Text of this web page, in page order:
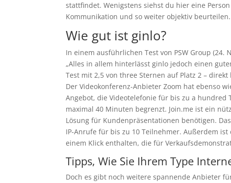
stattfindet. Wenigstens siehst du hier eine
Kommunikation und so weiter objektiv beurteilen.
Wie gut ist ginlo?
In einem ausführlichen Test von PSW Group
„Alles in allem hinterlässt ginlo jedoch einen
Test mit 2,5 von three Sternen auf Platz 2 – direkt
Der Videokonferenz-Anbieter Zoom hat ebenso
Angebot, die Videotelefonie für bis zu a
maximal 40 Minuten begrenzt. Join.me ist ein
Lösung für Kundenpräsentationen benötigen.
IP-Anrufe für bis zu 10 Teilnehmer. Außerdem
einem Klick enthalten, die für
Tipps, Wie Sie Ihrem Type
Doch es gibt noch weitere spannende Anbieter